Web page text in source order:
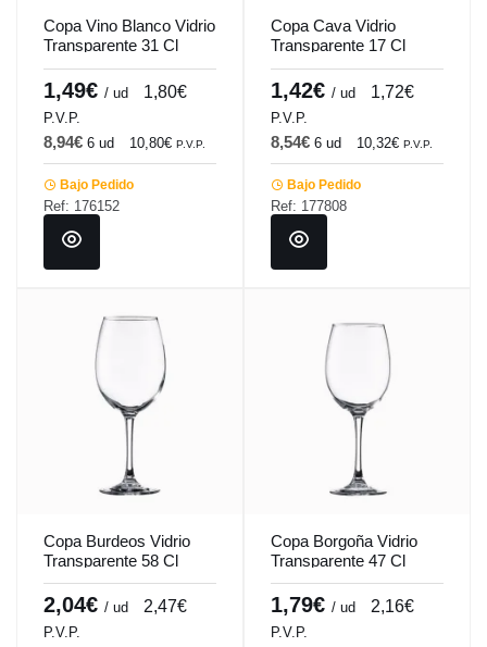
Copa Vino Blanco Vidrio
Transparente 31 Cl
Mencia-Tensionada
Vicrila
1,49€ / ud 1,80€
P.V.P.
8,94€ 6 ud 10,80€ P.V.P.
Bajo Pedido
Ref: 176152
Copa Cava Vidrio
Transparente 17 Cl
Mencia-Tensionada
Vicrila
1,42€ / ud 1,72€
P.V.P.
8,54€ 6 ud 10,32€ P.V.P.
Bajo Pedido
Ref: 177808
Copa Burdeos Vidrio
Transparente 58 Cl
Syrah-Tensionada
Vicrila
2,04€ / ud 2,47€
P.V.P.
Copa Borgoña Vidrio
Transparente 47 Cl
Syrah-Tensionada
Vicrila
1,79€ / ud 2,16€
P.V.P.